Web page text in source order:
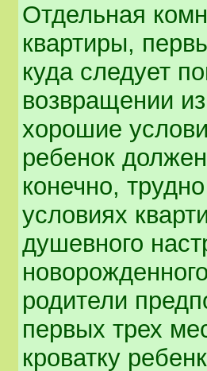
Отдельная
квартиры,
куда следует
возвращении
хорошие
ребенок
конечно,
условиях
душевного
родители
первых трех
кроватку